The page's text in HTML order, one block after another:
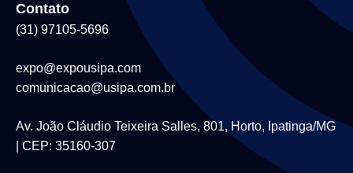
Contato
(31) 97105-5696
expo@expousipa.com
comunicacao@usipa.com.br
Av. João Cláudio Teixeira Salles, 801, Horto, Ipatinga/MG
| CEP: 35160-307